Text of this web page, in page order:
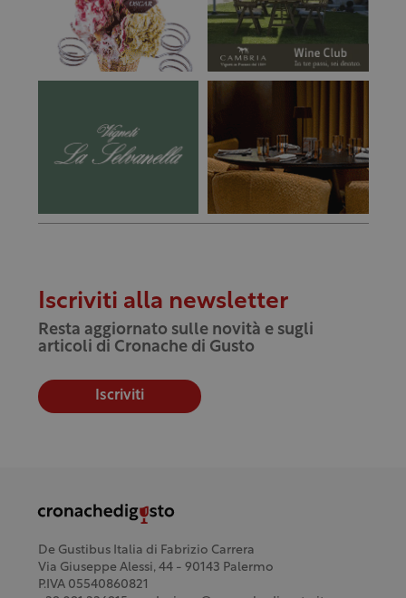
Iscriviti alla newsletter
Resta aggiornato sulle novità e sugli
articoli di Cronache di Gusto
Iscriviti
De Gustibus Italia di Fabrizio Carrera
Via Giuseppe Alessi, 44 - 90143 Palermo
P.IVA 05540860821